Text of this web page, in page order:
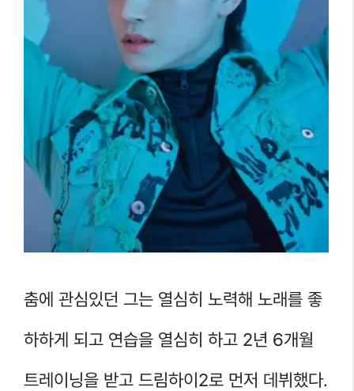
춤에 관심있던 그는 열심히 노력해 노래를 좋
하하게 되고 연습을 열심히 하고 2년 6개월
트레이닝을 받고 드림하이2로 먼저 데뷔했다.